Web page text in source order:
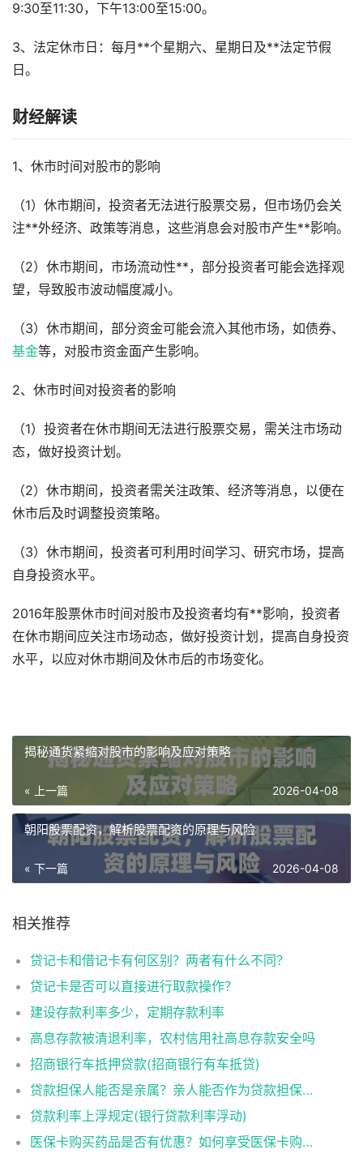
9:30至11:30，下午13:00至15:00。
3、法定休市日：每月**个星期六、星期日及**法定节假
日。
财经解读
1、休市时间对股市的影响
（1）休市期间，投资者无法进行股票交易，但市场仍会关
注**外经济、政策等消息，这些消息会对股市产生**影响。
（2）休市期间，市场流动性**，部分投资者可能会选择观
望，导致股市波动幅度减小。
（3）休市期间，部分资金可能会流入其他市场，如债券、
基金等，对股市资金面产生影响。
2、休市时间对投资者的影响
（1）投资者在休市期间无法进行股票交易，需关注市场动
态，做好投资计划。
（2）休市期间，投资者需关注政策、经济等消息，以便在
休市后及时调整投资策略。
（3）休市期间，投资者可利用时间学习、研究市场，提高
自身投资水平。
2016年股票休市时间对股市及投资者均有**影响，投资者
在休市期间应关注市场动态，做好投资计划，提高自身投资
水平，以应对休市期间及休市后的市场变化。
揭秘通货紧缩对股市的影响及应对策略
« 上一篇 2026-04-08
朝阳股票配资，解析股票配资的原理与风险
« 下一篇 2026-04-08
相关推荐
贷记卡和借记卡有何区别？两者有什么不同？
贷记卡是否可以直接进行取款操作？
建设存款利率多少，定期存款利率
高息存款被清退利率，农村信用社高息存款安全吗
招商银行车抵押贷款(招商银行有车抵贷)
贷款担保人能否是亲属？亲人能否作为贷款担保人？
贷款利率上浮规定(银行贷款利率浮动)
医保卡购买药品是否有优惠？如何享受医保卡购药优惠？